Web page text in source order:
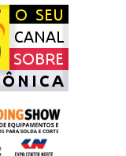
clientes e
essas ameaças
proteção de
de identidade